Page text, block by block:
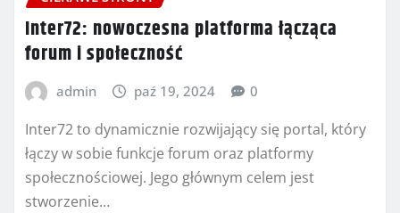
Inter72: nowoczesna platforma łącząca
forum i społeczność
admin paź 19, 2024 0
Inter72 to dynamicznie rozwijający się portal, który
łączy w sobie funkcje forum oraz platformy
społecznościowej. Jego głównym celem jest
stworzenie…